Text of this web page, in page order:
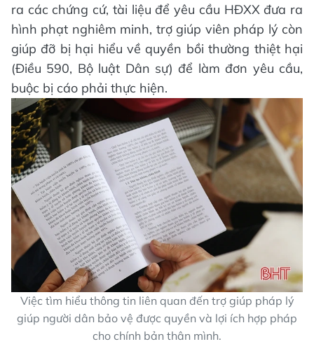
ra các chứng cứ, tài liệu để yêu cầu HĐXX đưa ra
hình phạt nghiêm minh, trợ giúp viên pháp lý còn
giúp đỡ bị hại hiểu về quyền bồi thường thiệt hại
(Điều 590, Bộ luật Dân sự) để làm đơn yêu cầu,
buộc bị cáo phải thực hiện.
Việc tìm hiểu thông tin liên quan đến trợ giúp pháp lý
giúp người dân bảo vệ được quyền và lợi ích hợp pháp
cho chính bản thân mình.